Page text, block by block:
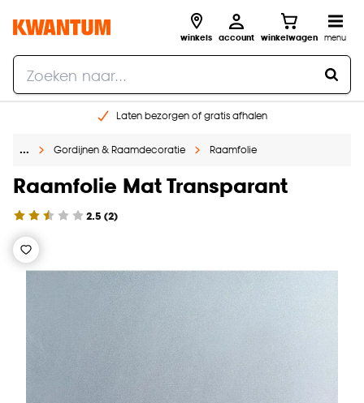
winkels account winkelwagen menu
Laten bezorgen of gratis afhalen
Gratis raam advies en opmeten aan huis
… Gordijnen & Raamdecoratie Raamfolie
Raamfolie Mat Transparant
2.5 (2)